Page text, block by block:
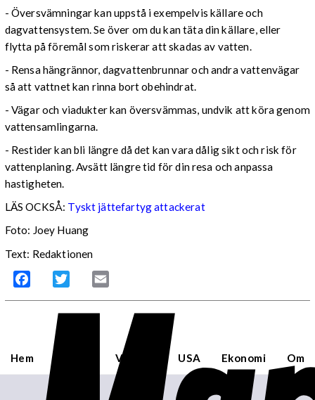
- Översvämningar kan uppstå i exempelvis källare och
dagvattensystem. Se över om du kan täta din källare, eller
flytta på föremål som riskerar att skadas av vatten.
- Rensa hängrännor, dagvattenbrunnar och andra vattenvägar
så att vattnet kan rinna bort obehindrat.
- Vägar och viadukter kan översvämmas, undvik att köra genom
vattensamlingarna.
- Restider kan bli längre då det kan vara dålig sikt och risk för
vattenplaning. Avsätt längre tid för din resa och anpassa
hastigheten.
LÄS OCKSÅ: Tyskt jättefartyg attackerat
Foto: Joey Huang
Text: Redaktionen
Facebook Twitter
Hem Världen USA Ekonomi Om